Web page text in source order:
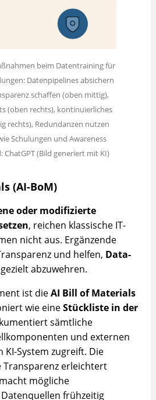
beim Datentraining für
Datenpipelines absichern
schaffen (oben mittig),
(oben rechts), kontinuierliches
rechts), Redundanzen nutzen
Schulungen und Awareness
ChatGPT (Bild generiert mit KI)
(AI-BoM)
oder modifizierte
, reichen klassische IT-
nicht aus. Ergänzende
und helfen, Data-
abzuwehren.
ist dieAI Bill of Materials
wie eineStückliste in der
sämtliche
und externen
KI-System zugreift. Die
Transparenz erleichtert
mögliche
frühzeitig